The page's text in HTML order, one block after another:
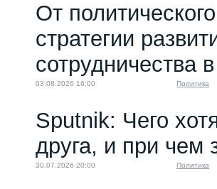
От
стратегии
сотрудничества
03.08.2026 16:00 Политика
Sputnik: Чего
друга, и при чем
30.07.2026 20:00 Политика